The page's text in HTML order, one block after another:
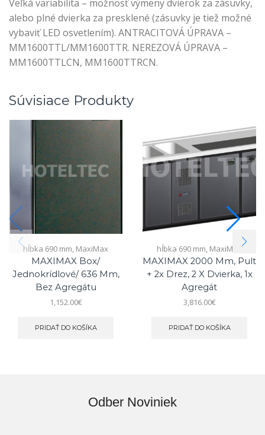
Veľká variabilita – možnosť výmeny dvierok za zásuvky,
alebo plné dvierka za presklené (zásuvky je tiež možné
vybaviť LED osvetlením). ANTRACITOVÁ ÚPRAVA –
MM1600TTL/MM1600TTR. NEREZOVÁ ÚPRAVA –
MM1600TTLCN, MM1600TTRCN.
Súvisiace Produkty
hĺbka 690 mm, MaxiMax
MAXIMAX Box/
Jednokrídlové/ 636 Mm,
Bez Agregátu
1,152.00€
PRIDAŤ DO KOŠÍKA
hĺbka 690 mm, MaxiMax
MAXIMAX 2000 Mm, Pult
+ 2x Drez, 2 X Dvierka, 1x
Agregát
3,816.00€
PRIDAŤ DO KOŠÍKA
Odber Noviniek